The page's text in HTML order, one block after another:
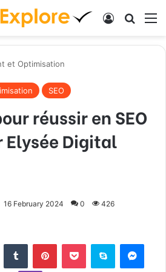
Log In
et Optimisation
SEO
réussir en SEO
Elysée Digital
16 February 2024 0 426